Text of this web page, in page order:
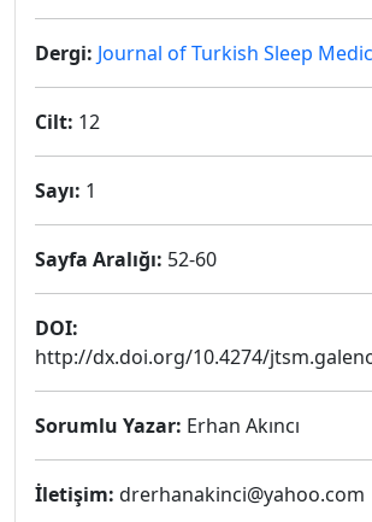
Dergi: Journal of Turkish Sleep
Cilt: 12
Sayı: 1
Sayfa Aralığı: 52-60
DOI:
http://dx.doi.org/10.4274/
Sorumlu Yazar: Erhan Akıncı
İletişim: drerhanakinci@yahoo.com